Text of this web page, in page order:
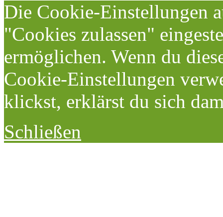
Die Cookie-Einstellungen
"Cookies zulassen"
ermöglichen. Wenn du
Cookie-Einstellungen
klickst, erklärst du sich
Schließen